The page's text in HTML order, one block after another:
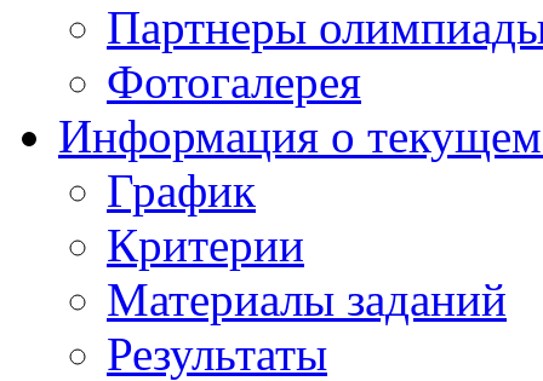
Партнеры
Фотогалерея
Информация о текущем
График
Критерии
Материалы заданий
Результаты